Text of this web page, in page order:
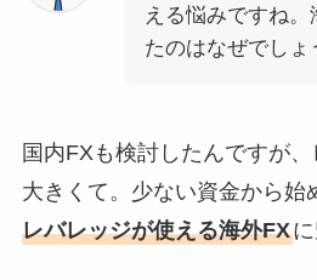
える悩みですね
たのはなぜでしょ
国内FXも検討したんですが
大きくて。少ない資金から始
レバレッジが使える海外FX